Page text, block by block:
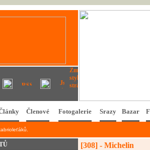
Členové Fotogalerie Srazy Bazar
[308] - Michelin